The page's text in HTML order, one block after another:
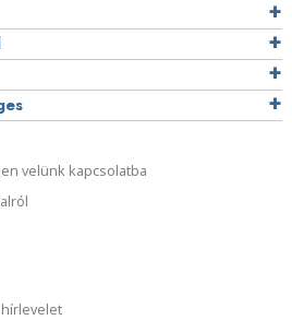
velünk kapcsolatba
hírlevelet